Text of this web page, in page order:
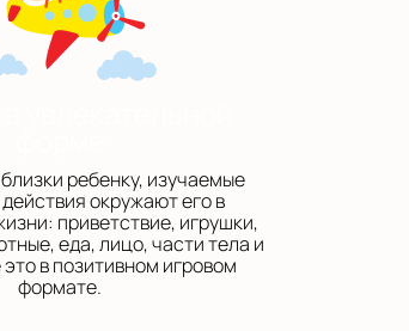
ребенку, изучаемые
окружают его в
приветствие, игрушки,
еда, лицо, части тела и
в позитивном игровом
формате.